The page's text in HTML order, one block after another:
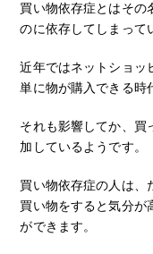
買い物依存症とはその
のに依存してしまって
近年ではネットショッ
単に物が購入できる時
それも影響してか、買
加しているようです。
買い物依存症の人は、
買い物をすると気分が
ができます。